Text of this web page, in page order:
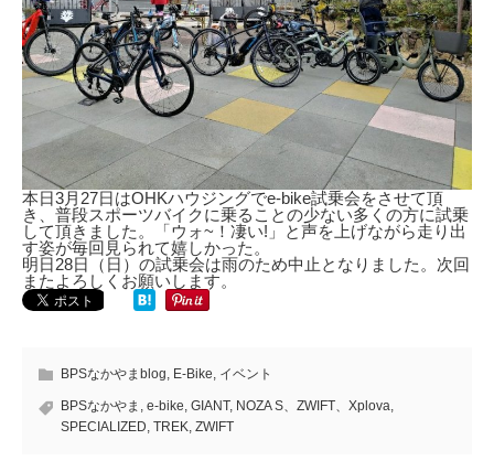
本日3月27日はOHKハウジングでe-bike試乗会をさせて頂
き、普段スポーツバイクに乗ることの少ない多くの方に試乗
して頂きました。「ウォ~！凄い!」と声を上げながら走り出
す姿が毎回見られて嬉しかった。
明日28日（日）の試乗会は雨のため中止となりました。次回
またよろしくお願いします。
BPSなかやまblog, E-Bike, イベント
BPSなかやま , e-bike, GIANT, NOZA S、ZWIFT、Xplova,
SPECIALIZED, TREK, ZWIFT